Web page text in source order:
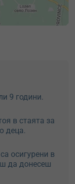
9 години.
в стаята за
деца.
осигурени в
да донесеш